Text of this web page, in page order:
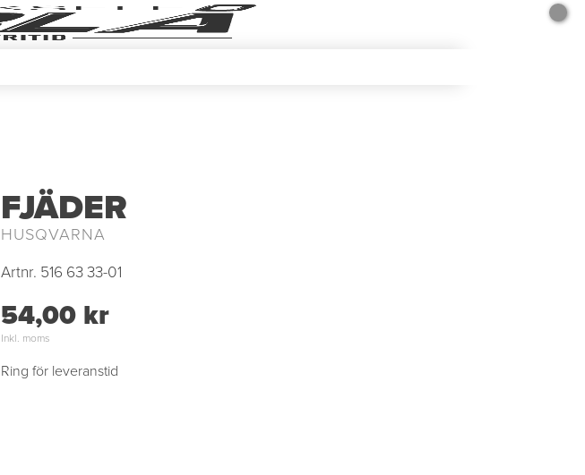
FJÄDER
HUSQVARNA
Artnr. 516 63 33-01
54,00 kr
Inkl. moms
Ring för leveranstid